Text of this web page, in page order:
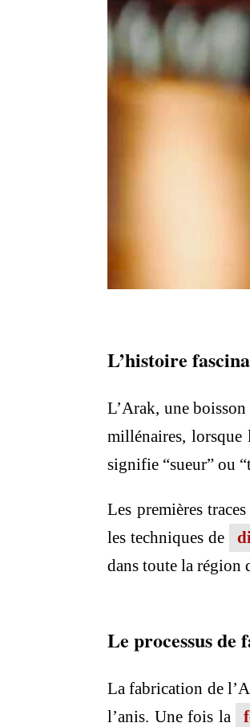
L’histoire
L’Arak, une
millénaires, lorsque
signifie “sueur” ou
Les premières
les techniques de
dans toute la région
Le processus
La fabrication de
l’anis. Une fois la